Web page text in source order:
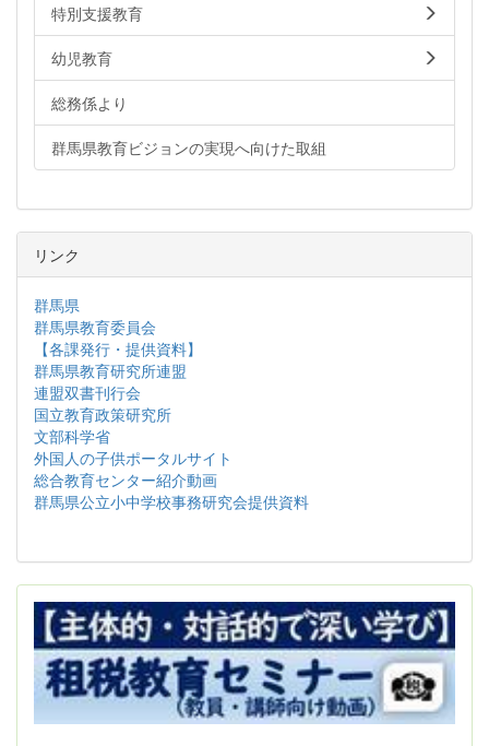
特別支援教育
幼児教育
総務係より
群馬県教育ビジョンの実現へ向けた取組
リンク
群馬県
群馬県教育委員会
【各課発行・提供資料】
群馬県教育研究所連盟
連盟双書刊行会
国立教育政策研究所
文部科学省
外国人の子供ポータルサイト
総合教育センター紹介動画
群馬県公立小中学校事務研究会提供資料